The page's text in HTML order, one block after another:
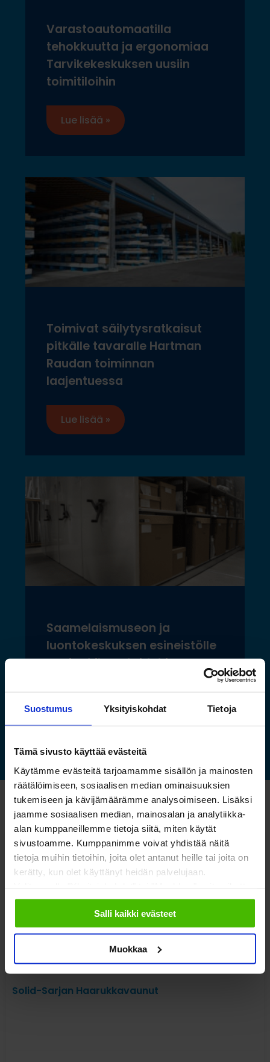
Suostumus Yksityiskohdat Tietoja
Tämä sivusto käyttää evästeitä
Käytämme evästeitä tarjoamamme sisällön ja mainosten
räätälöimiseen, sosiaalisen median ominaisuuksien
tukemiseen ja kävijämäärämme analysoimiseen. Lisäksi
jaamme sosiaalisen median, mainosalan ja analytiikka-
alan kumppaneillemme tietoja siitä, miten käytät
sivustoamme. Kumppanimme voivat yhdistää näitä
tietoja muihin tietoihin, joita olet antanut heille tai joita on
kerätty, kun olet käyttänyt heidän palvelujaan.
sallimiisi evästeisiin.
Salli kaikki evästeet
Muokkaa
Varastoautomaatilla
tehokkuutta ja ergonomiaa
Tarvikekeskuksen uusiin
toimitiloihin
Lue lisää »
Toimivat säilytysratkaisut
pitkälle tavaralle Hartman
Raudan toiminnan
laajentuessa
Lue lisää »
Saamelaismuseon ja
luontokeskuksen esineistölle
sopivat ilmastoidut ja
Katso myös nämä
Solid-Sarjan Haarukkavaunut